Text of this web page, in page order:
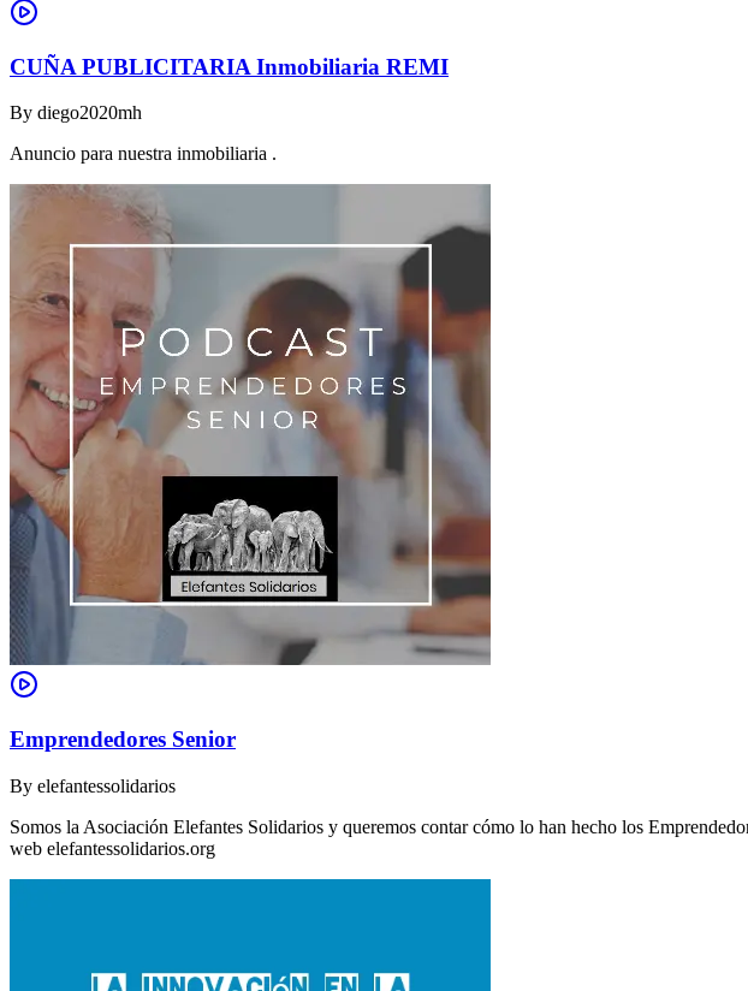
CUÑA PUBLICITARIA Inmobiliaria REMI
By diego2020mh
Anuncio para nuestra inmobiliaria .
Emprendedores Senior
By elefantessolidarios
Somos la Asociación Elefantes Solidarios y queremos contar cómo lo han hecho los
web elefantessolidarios.org